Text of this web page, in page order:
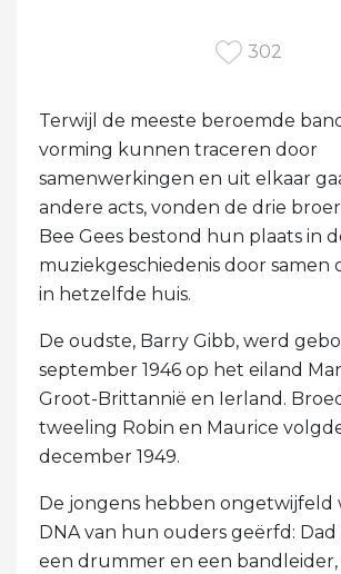
302
Terwijl de meeste beroemde
vorming kunnen traceren door
samenwerkingen en uit elkaar
andere acts, vonden de drie
Bee Gees bestond hun plaats in
muziekgeschiedenis door samen
in hetzelfde huis.
De oudste, Barry Gibb, werd
september 1946 op het eiland
Groot-Brittannië en Ierland.
tweeling Robin en Maurice
december 1949.
De jongens hebben ongetwijfeld
DNA van hun ouders geërfd:
een drummer en een bandleider,